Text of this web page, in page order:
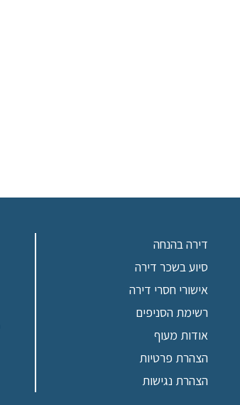
דירה בהנחה
סיוע בשכר דירה
אישורי חסרי דירה
רשימת הסניפים
אודות מעוף
הצהרת פרטיות
הצהרת נגישות